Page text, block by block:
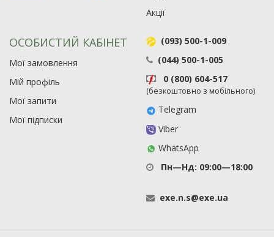
Акції
ОСОБИСТИЙ КАБІНЕТ
Мої замовлення
Мій профіль
Мої запити
Мої підписки
(093) 500-1-009
(044) 500-1-005
0 (800) 604-517
(безкоштовно з мобільного)
Telegram
Viber
WhatsApp
Пн—Нд: 09:00—18:00
exe.n.s@exe.ua